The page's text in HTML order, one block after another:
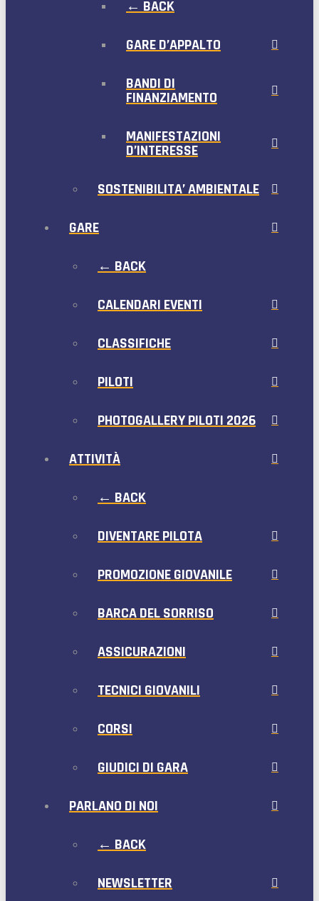
← BACK
GARE D’APPALTO
BANDI DI
FINANZIAMENTO
MANIFESTAZIONI
D’INTERESSE
SOSTENIBILITA’ AMBIENTALE
GARE
← BACK
CALENDARI EVENTI
CLASSIFICHE
PILOTI
PHOTOGALLERY PILOTI 2026
ATTIVITÀ
← BACK
DIVENTARE PILOTA
PROMOZIONE GIOVANILE
BARCA DEL SORRISO
ASSICURAZIONI
TECNICI GIOVANILI
CORSI
GIUDICI DI GARA
PARLANO DI NOI
← BACK
NEWSLETTER